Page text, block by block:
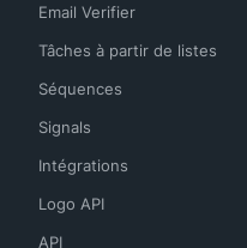
Email Verifier
Tâches à partir de listes
Séquences
Signals
Intégrations
Logo API
API